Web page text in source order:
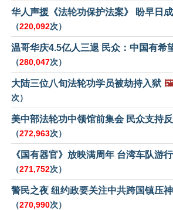
华人声援《法轮功保护法案》 盼早日
（220,092次）
温哥华庆4.5亿人三退 民众：中国有希
（280,047次）
大陆三位八旬法轮功学员被劫持入狱
次）
美中部法轮功中领馆前集会 民众支持
（272,963次）
《国有器官》放映满周年 台湾车队游
（271,752次）
警民之夜 纽约政要关注中共跨国镇压
（270,990次）